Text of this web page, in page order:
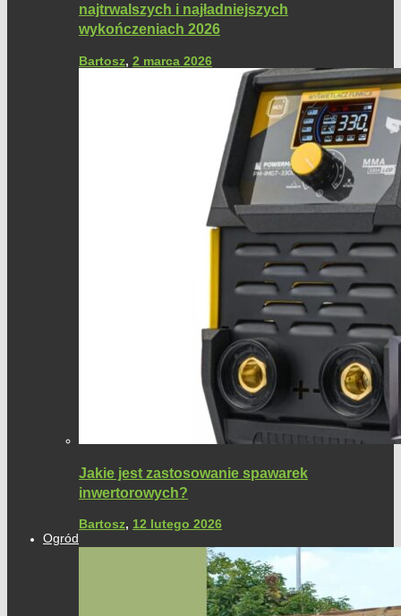
najtrwalszych i najładniejszych
wykończeniach 2026
Bartosz, 2 marca 2026
Jakie jest zastosowanie spawarek
inwertorowych?
Bartosz, 12 lutego 2026
Ogród